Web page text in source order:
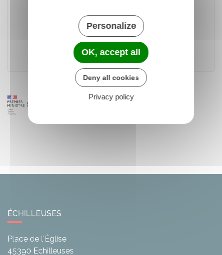
Télécharger le formulaire (605.7 KB)
Ministère chargé de l'intérieur
ÉCHILLEUSES
Place de l'Église
45390 Echilleuses
Personalize
OK, accept all
Deny all cookies
Privacy policy